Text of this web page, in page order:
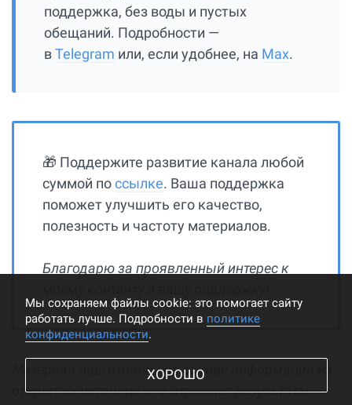
поддержка, без воды и пустых
обещаний. Подробности —
вTelegram или, если удобнее, на Max.
🎁 Поддержите развитие канала любой
суммой поссылке. Ваша поддержка
поможет улучшить его качество,
полезность и частоту материалов.
Благодарю за проявленный интерес к
Материал подготовлен на основе информации из
открытых источников и отражает результаты
Мы cохраняем файлы cookie: это помогает сайту
работать лучше. Подробности в политике
конфиденциальности.
ХОРОШО